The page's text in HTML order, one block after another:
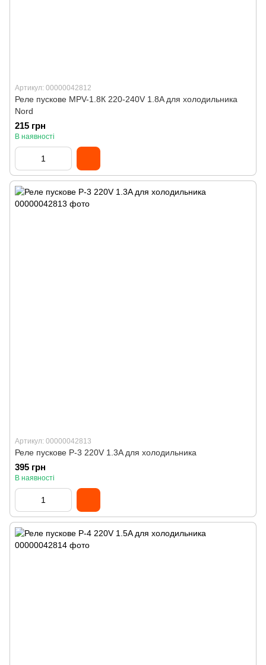
Артикул: 00000042812
Реле пускове MPV-1.8К 220-240V 1.8A для холодильника
Nord
215 грн
В наявності
Артикул: 00000042813
Реле пускове Р-3 220V 1.3A для холодильника
395 грн
В наявності